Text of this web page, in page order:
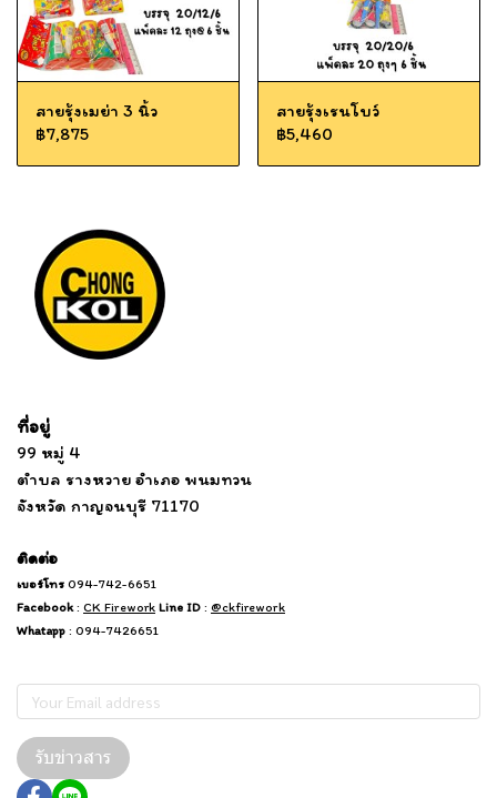
สายรุ้งเมย่า 3 นิ้ว
฿7,875
สายรุ้งเรนโบว์
฿5,460
ที่อยู่
99 หมู่ 4
ตำบล รางหวาย อำเภอ พนมทวน
จังหวัด กาญจนบุรี 71170
ติดต่อ
เบอร์โทร 094-742-6651
Facebook: CK Firework Line ID : @ckfirework
Whatapp : 094-7426651
รับข่าวสาร